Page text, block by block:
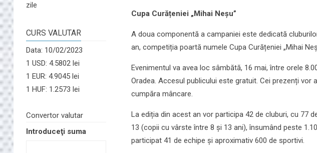
zile
CURS VALUTAR
Data: 10/02/2023
1 USD: 4.5802 lei
1 EUR: 4.9045 lei
1 HUF: 1.2573 lei
Convertor valutar
Introduceţi suma
Cupa Curățeniei „Mihai Neșu”
A doua componentă a campaniei este dedicată
an, competiția poartă numele Cupa Curățeniei „Mihai
Evenimentul va avea loc sâmbătă, 16 mai, între orele
Oradea. Accesul publicului este gratuit. Cei prezenți
cumpăra mâncare.
La ediția din acest an vor participa 42 de cluburi, cu 77
13 (copii cu vârste între 8 și 13 ani), însumând peste
participat 41 de echipe și aproximativ 600 de sportivi.